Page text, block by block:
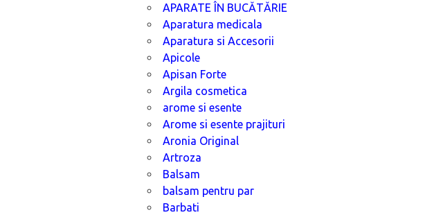
APARATE ÎN BUCĂTĂRIE
Aparatura medicala
Aparatura si Accesorii
Apicole
Apisan Forte
Argila cosmetica
arome si esente
Arome si esente prajituri
Aronia Original
Artroza
Balsam
balsam pentru par
Barbati